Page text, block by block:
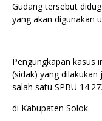
Gudang tersebut
yang akan digunakan
Pengungkapan kasus
(sidak) yang
salah satu SPBU
di Kabupaten Solok.